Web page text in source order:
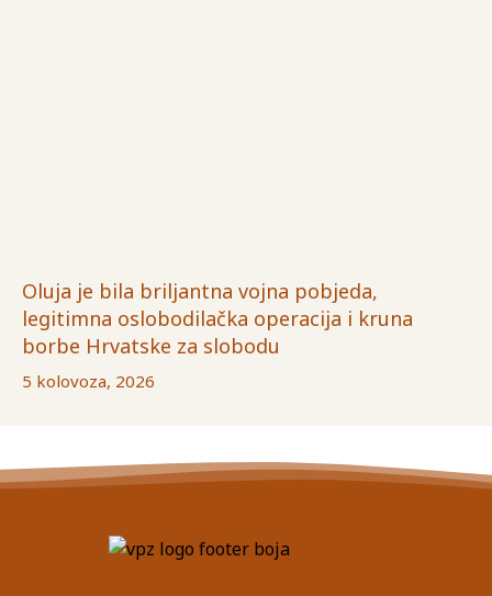
Oluja je bila briljantna vojna pobjeda,
legitimna oslobodilačka operacija i kruna
borbe Hrvatske za slobodu
5 kolovoza, 2026